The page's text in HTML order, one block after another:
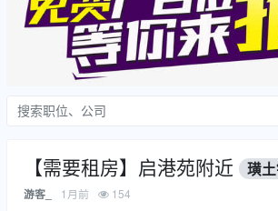
【需要租房】启港苑附近 璜
游客_ 1月前 154